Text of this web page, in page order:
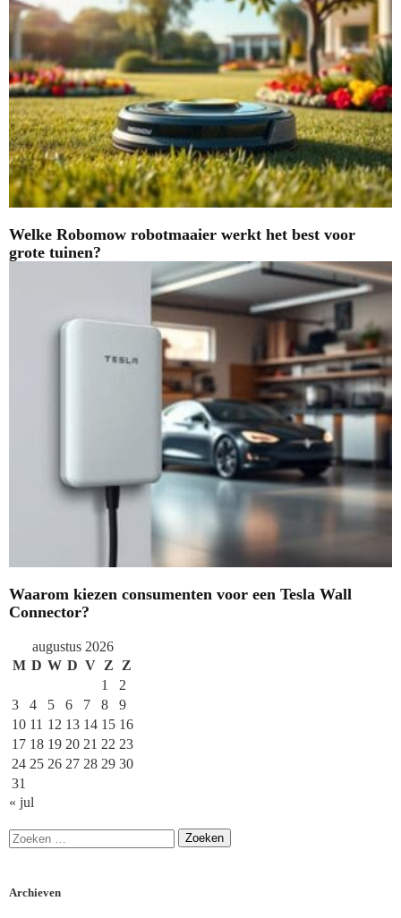
Welke Robomow robotmaaier werkt het best voor
grote tuinen?
Waarom kiezen consumenten voor een Tesla Wall
Connector?
augustus 2026
M D W D V Z Z
1
2
3
4 5 6 7 8
9
10 11 12 13 14 15 16
17 18 19 20 21 22 23
24 25 26 27 28 29 30
31
« jul
Archieven